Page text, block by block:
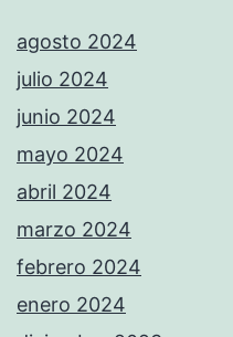
agosto 2024
julio 2024
junio 2024
mayo 2024
abril 2024
marzo 2024
febrero 2024
enero 2024